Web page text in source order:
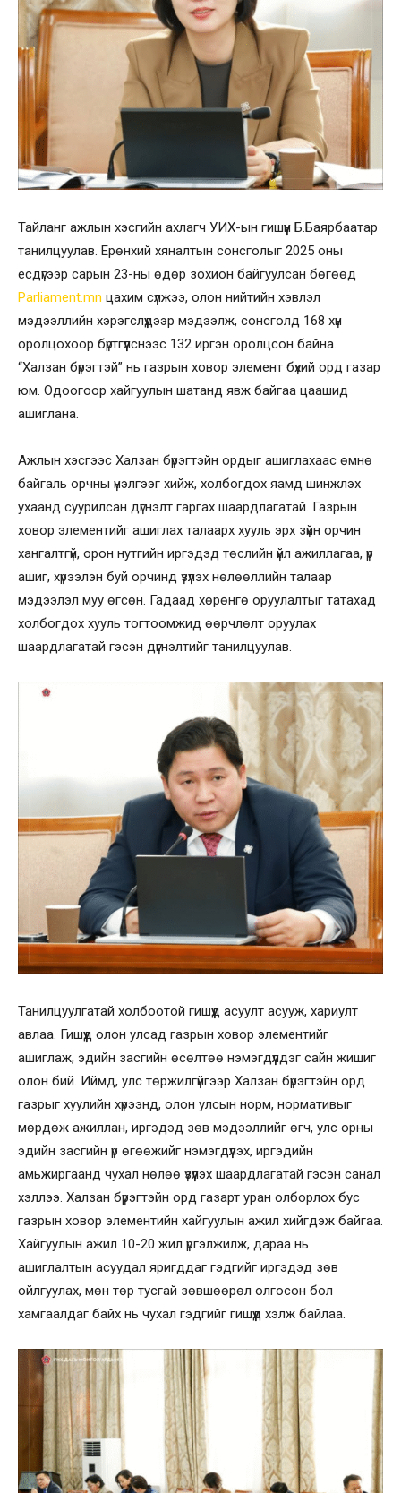
Тайланг ажлын хэсгийн ахлагч УИХ-ын гишүүн Б.Баярбаатар
танилцуулав. Ерөнхий хяналтын сонсголыг 2025 оны
есдүгээр сарын 23-ны өдөр зохион байгуулсан бөгөөд
Parliament.mn цахим сүлжээ, олон нийтийн хэвлэл
мэдээллийн хэрэгслүүдээр мэдээлж, сонсголд 168 хүн
оролцохоор бүртгүүлснээс 132 иргэн оролцсон байна.
“Халзан бүрэгтэй” нь газрын ховор элемент бүхий орд газар
юм. Одоогоор хайгуулын шатанд явж байгаа цаашид
ашиглана.
Ажлын хэсгээс Халзан бүрэгтэйн ордыг ашиглахаас өмнө
байгаль орчны үнэлгээг хийж, холбогдох яамд шинжлэх
ухаанд суурилсан дүгнэлт гаргах шаардлагатай. Газрын
ховор элементийг ашиглах талаарх хууль эрх зүйн орчин
хангалтгүй, орон нутгийн иргэдэд төслийн үйл ажиллагаа, үр
ашиг, хүрээлэн буй орчинд үзүүлэх нөлөөллийн талаар
мэдээлэл муу өгсөн. Гадаад хөрөнгө оруулалтыг татахад
холбогдох хууль тогтоомжид өөрчлөлт оруулах
шаардлагатай гэсэн дүгнэлтийг танилцуулав.
Танилцуулгатай холбоотой гишүүд асуулт асууж, хариулт
авлаа. Гишүүд олон улсад газрын ховор элементийг
ашиглаж, эдийн засгийн өсөлтөө нэмэгдүүлдэг сайн жишиг
олон бий. Иймд, улс төржилгүйгээр Халзан бүрэгтэйн орд
газрыг хуулийн хүрээнд, олон улсын норм, нормативыг
мөрдөж ажиллан, иргэдэд зөв мэдээллийг өгч, улс орны
эдийн засгийн үр өгөөжийг нэмэгдүүлэх, иргэдийн
амьжиргаанд чухал нөлөө үзүүлэх шаардлагатай гэсэн санал
хэллээ. Халзан бүрэгтэйн орд газарт уран олборлох бус
газрын ховор элементийн хайгуулын ажил хийгдэж байгаа.
Хайгуулын ажил 10-20 жил үргэлжилж, дараа нь
ашиглалтын асуудал яригддаг гэдгийг иргэдэд зөв
ойлгуулах, мөн төр тусгай зөвшөөрөл олгосон бол
хамгаалдаг байх нь чухал гэдгийг гишүүд хэлж байлаа.